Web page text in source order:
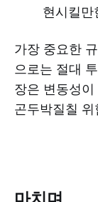
현시킬만
가장 중요한
으로는 절대
장은 변동성
곤두박질칠